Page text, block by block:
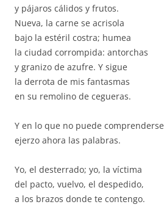
y pájaros cálidos y frutos.
Nueva, la carne se acrisola
bajo la estéril costra; humea
la ciudad corrompida: antorchas
y granizo de azufre. Y sigue
la derrota de mis fantasmas
en su remolino de cegueras.
Y en lo que no puede comprenderse
ejerzo ahora las palabras.
Yo, el desterrado; yo, la víctima
del pacto, vuelvo, el despedido,
a los brazos donde te contengo.